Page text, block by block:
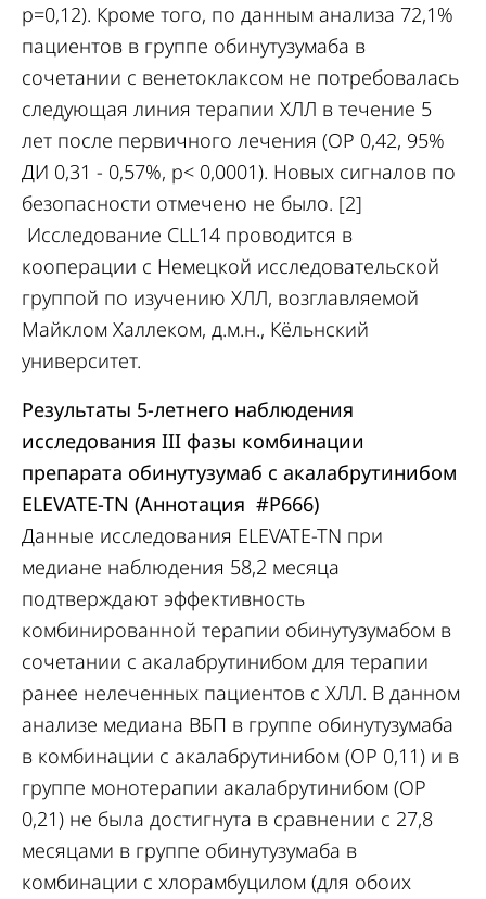
р=0,12). Кроме того, по данным анализа 72,1%
пациентов в группе обинутузумаба в
сочетании с венетоклаксом не потребовалась
следующая линия терапии ХЛЛ в течение 5
лет после первичного лечения (ОР 0,42, 95%
ДИ 0,31 - 0,57%, р< 0,0001). Новых сигналов по
безопасности отмечено не было. [2]
Исследование CLL14 проводится в
кооперации с Немецкой исследовательской
группой по изучению ХЛЛ, возглавляемой
Майклом Халлеком, д.м.н., Кёльнский
университет.
Результаты 5-летнего наблюдения
исследования III фазы комбинации
препарата обинутузумаб с акалабрутинибом
ELEVATE-TN (Аннотация #P666)
Данные исследования ELEVATE-TN при
медиане наблюдения 58,2 месяца
подтверждают эффективность
комбинированной терапии обинутузумабом в
сочетании с акалабрутинибом для терапии
ранее нелеченных пациентов с ХЛЛ. В данном
анализе медиана ВБП в группе обинутузумаба
в комбинации с акалабрутинибом (ОР 0,11) и в
группе монотерапии акалабрутинибом (ОР
0,21) не была достигнута в сравнении с 27,8
месяцами в группе обинутузумаба в
комбинации с хлорамбуцилом (для обоих